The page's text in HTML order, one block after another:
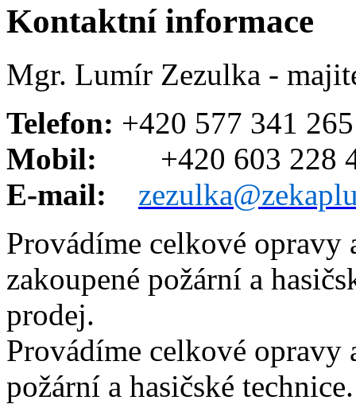
Kontaktní informace
Mgr. Lumír Zezulka -
Telefon: +420 577 341 265
Mobil: +420 603 228
E-mail:
Provádíme celkové opravy
zakoupené požární a
prodej.
Provádíme celkové opravy
požární a hasičské technice.